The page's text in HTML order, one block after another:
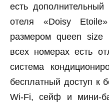
есть
отеля «Doisy
размером queen
всех номерах есть
система
бесплатный доступ к
Wi-Fi, сейф и мини-